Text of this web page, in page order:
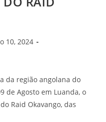
10, 2024
da região angolana do
de Agosto em Luanda, o
Raid Okavango, das